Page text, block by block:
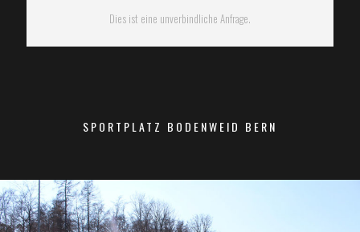
Dies ist eine unverbindliche Anfrage.
SPORTPLATZ BODENWEID BERN